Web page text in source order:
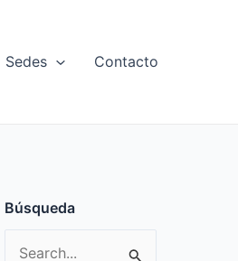
Sedes Contacto
Búsqueda